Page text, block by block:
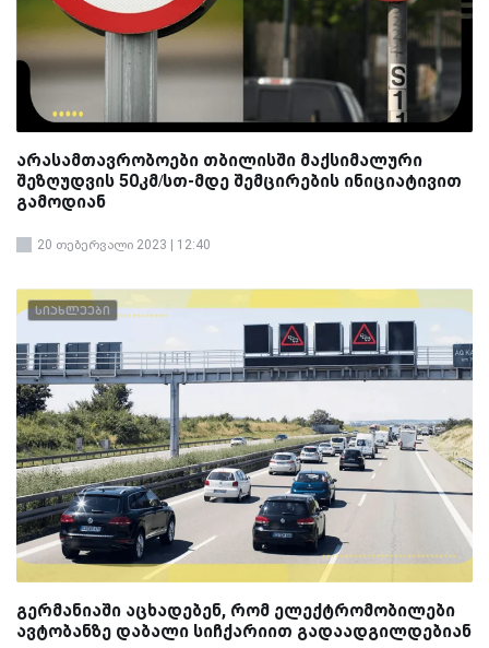
არასამთავრობოები თბილისში მაქსიმალური
შეზღუდვის 50კმ/სთ-მდე შემცირების ინიციატივით
გამოდიან
20 თებერვალი 2023 | 12:40
სიახლეები
გერმანიაში აცხადებენ, რომ ელექტრომობილები
ავტობანზე დაბალი სიჩქარიით გადაადგილდებიან